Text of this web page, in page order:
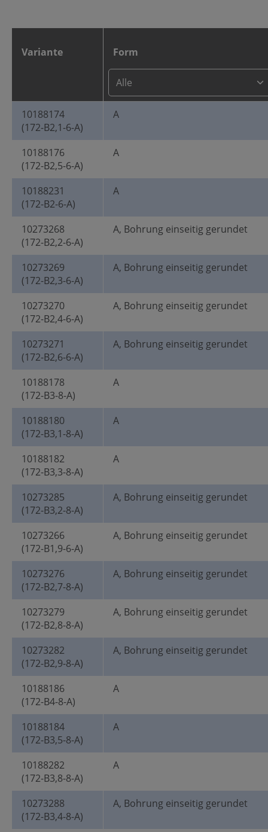
Variante Form
10188174
(172-B2,1-6-A)
A
10188176
(172-B2,5-6-A)
A
10188231
(172-B2-6-A)
A
10273268
(172-B2,2-6-A)
A, Bohrung einseitig gerundet
10273269
(172-B2,3-6-A)
A, Bohrung einseitig gerundet
10273270
(172-B2,4-6-A)
A, Bohrung einseitig gerundet
10273271
(172-B2,6-6-A)
A, Bohrung einseitig gerundet
10188178
(172-B3-8-A)
A
10188180
(172-B3,1-8-A)
A
10188182
(172-B3,3-8-A)
A
10273285
(172-B3,2-8-A)
A, Bohrung einseitig gerundet
10273266
(172-B1,9-6-A)
A, Bohrung einseitig gerundet
10273276
(172-B2,7-8-A)
A, Bohrung einseitig gerundet
10273279
(172-B2,8-8-A)
A, Bohrung einseitig gerundet
10273282
(172-B2,9-8-A)
A, Bohrung einseitig gerundet
10188186
(172-B4-8-A)
A
10188184
(172-B3,5-8-A)
A
10188282
(172-B3,8-8-A)
A
10273288
(172-B3,4-8-A)
A, Bohrung einseitig gerundet